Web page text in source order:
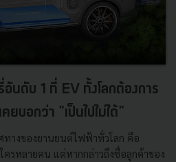
นดับ 1 ที่ EV ทั้งโลกต้องการ
ยบอกว่า "เป็นไปไม่ได้"
างของยานยนต์ไฟฟ้าทั่วโลก คือ
ครหลายคน แต่หากกล่าวถึงชื่อลูกค้าของ